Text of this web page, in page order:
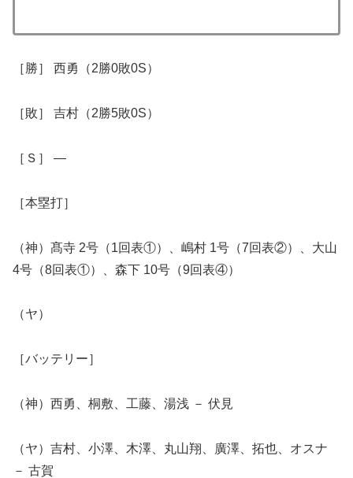
［勝］ 西勇（2勝0敗0S）
［敗］ 吉村（2勝5敗0S）
［Ｓ］ ―
［本塁打］
（神）髙寺 2号（1回表①）、嶋村 1号（7回表②）、大山
4号（8回表①）、森下 10号（9回表④）
（ヤ）
［バッテリー］
（神）西勇、桐敷、工藤、湯浅 － 伏見
（ヤ）吉村、小澤、木澤、丸山翔、廣澤、拓也、オスナ
－ 古賀